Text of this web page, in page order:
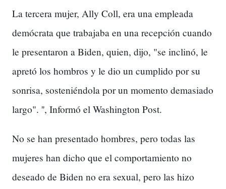
La tercera mujer, Ally Coll, era una empleada
demócrata que trabajaba en una recepción cuando
le presentaron a Biden, quien, dijo, "se inclinó, le
apretó los hombros y le dio un cumplido por su
sonrisa, sosteniéndola por un momento demasiado
largo". '', Informó el Washington Post.
No se han presentado hombres, pero todas las
mujeres han dicho que el comportamiento no
deseado de Biden no era sexual, pero las hizo